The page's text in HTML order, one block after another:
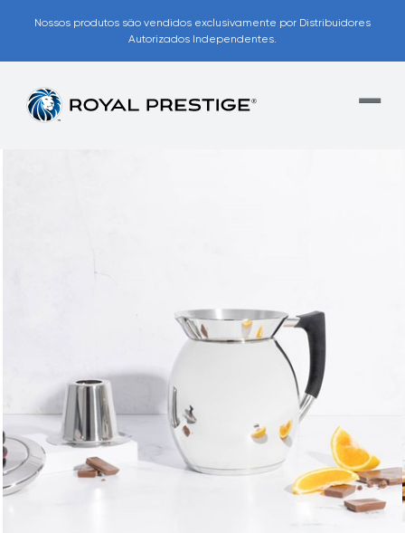
Nossos produtos são vendidos exclusivamente por Distribuidores
Autorizados Independentes.